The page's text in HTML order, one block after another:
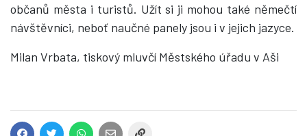
občanů města i turistů. Užít si ji mohou také němečtí
návštěvníci, neboť naučné panely jsou i v jejich jazyce.
Milan Vrbata, tiskový mluvčí Městského úřadu v Aši